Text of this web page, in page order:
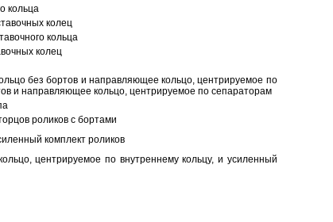
кольца
колец
кольца
колец
без бортов и направляющее кольцо, центрируемое по
и направляющее кольцо, центрируемое по сепараторам
роликов с бортами
комплект роликов
центрируемое по внутреннему кольцу, и усиленный